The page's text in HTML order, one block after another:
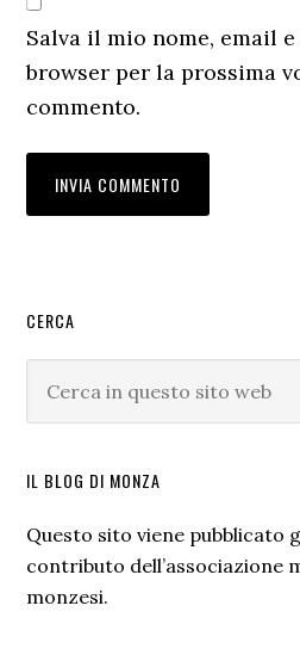
Salva il mio nome, email
browser per la prossima
commento.
Barra
laterale
primaria
CERCA
IL BLOG DI MONZA
Questo sito viene pubblicato
contributo dell’associazione
monzesi.